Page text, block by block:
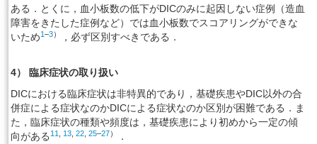
ある．とくに，血小板数の低下がDICのみに起因しない症例（造血
障害をきたした症例など）では血小板数でスコアリングができな
いため1–3） ，必ず区別すべきである．
4） 臨床症状の取り扱い
DICにおける臨床症状は非特異的であり，基礎疾患やDIC以外の合
併症による症状なのかDICによる症状なのか区別が困難である．ま
た，臨床症状の種類や頻度は，基礎疾患により初めから一定の傾
向がある 11 13 22 25–27） ．